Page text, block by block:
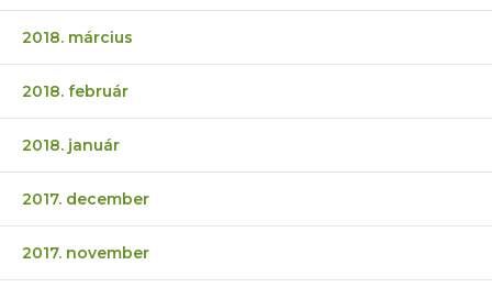
2018. március
2018. február
2018. január
2017. december
2017. november